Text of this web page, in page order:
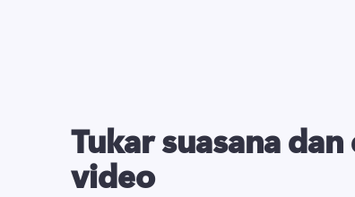
Tukar suasana
video